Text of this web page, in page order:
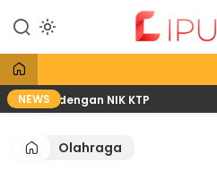
konten
Liput
Liputan
NEWS
dengan NIK KTP
Olahraga